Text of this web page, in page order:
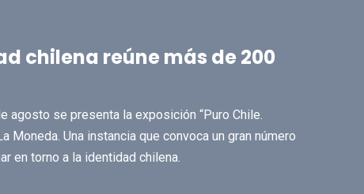
chilena reúne más de 200
agosto se presenta la exposición “Puro Chile.
Moneda. Una instancia que convoca un gran número
en torno a la identidad chilena.